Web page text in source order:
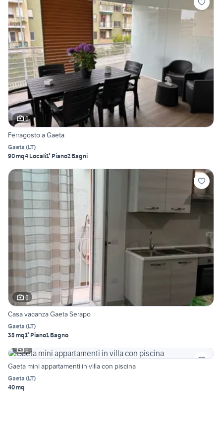
6
Ferragosto a Gaeta
Gaeta (LT)
90 mq4 Locali1° Piano2 Bagni
6
Casa vacanza Gaeta Serapo
Gaeta (LT)
35 mq1° Piano1 Bagno
6
Gaeta mini appartamenti in villa con piscina
Gaeta (LT)
40 mq